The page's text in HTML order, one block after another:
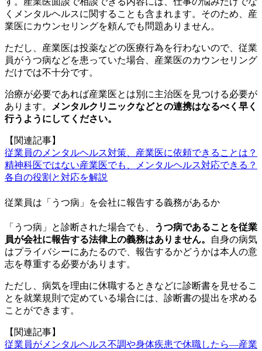
くメンタルヘルスに関することも含まれます。そのため、産
業医にカウンセリングを頼んでも問題ありません。
ただし、産業医は投薬などの医療行為を行わないので、従業
員がうつ病などを患っていた場合、産業医のカウンセリング
だけでは不十分です。
治療が必要であれば産業医とは別に主治医を見つける必要が
あります。 メンタルクリニックなどとの連携はなるべく早く
行うようにしてください。
【関連記事】
従業員のメンタルヘルス対策、産業医に依頼できることは？
精神科医ではない産業医でも、メンタルヘルス対応できる？
各自の役割と対応を解説
従業員は「うつ病」を会社に報告する義務があるか
「うつ病」と診断された場合でも、
うつ病であることを従業
員が会社に報告する法律上の義務はありません。
自身の病気
はプライバシーにあたるので、報告するかどうかは本人の意
志を尊重する必要があります。
ただし、病気を理由に休職するときなどに診断書を見せるこ
とを就業規則で定めている場合には、診断書の提出を求める
ことができます。
【関連記事】
従業員がメンタルヘルス不調や身体疾患で休職したら―産業